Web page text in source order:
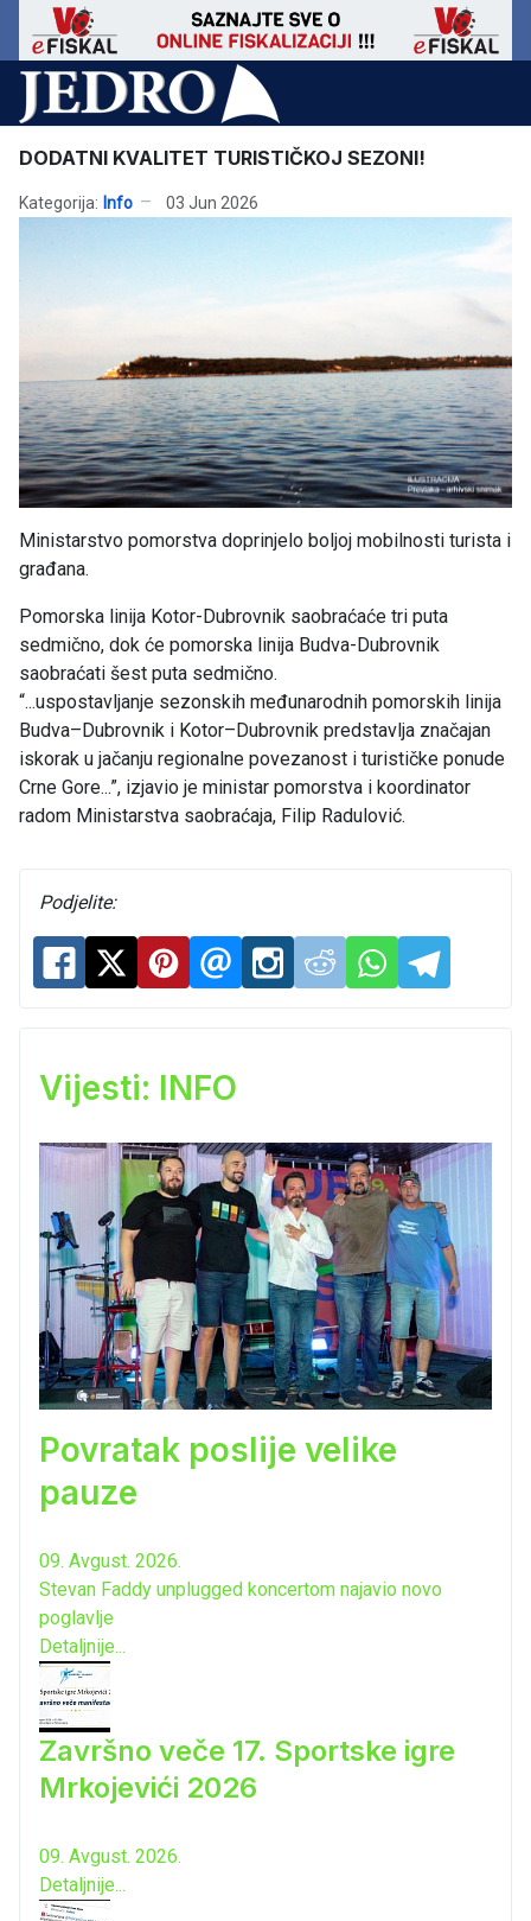
DODATNI KVALITET TURISTIČKOJ SEZONI!
Kategorija: Info 03 Jun 2026
Ministarstvo pomorstva doprinjelo boljoj mobilnosti turista i
građana.
Pomorska linija Kotor-Dubrovnik saobraćaće tri puta
sedmično, dok će pomorska linija Budva-Dubrovnik
saobraćati šest puta sedmično.
“...uspostavljanje sezonskih međunarodnih pomorskih linija
Budva–Dubrovnik i Kotor–Dubrovnik predstavlja značajan
iskorak u jačanju regionalne povezanost i turističke ponude
Crne Gore...”, izjavio je ministar pomorstva i koordinator
radom Ministarstva saobraćaja, Filip Radulović.
Podjelite:
Vijesti: INFO
Povratak poslije velike
pauze
09. Avgust. 2026.
Stevan Faddy unplugged koncertom najavio novo
poglavlje
Detaljnije...
Završno veče 17. Sportske igre
Mrkojevići 2026
09. Avgust. 2026.
Detaljnije...